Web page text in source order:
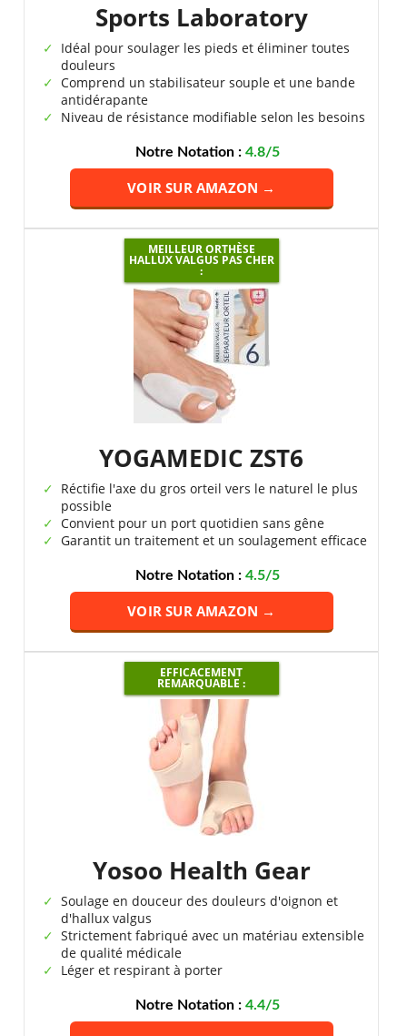
Sports Laboratory
Idéal pour soulager les pieds et éliminer toutes
douleurs
Comprend un stabilisateur souple et une bande
antidérapante
Niveau de résistance modifiable selon les besoins
Notre Notation :4.8/5
VOIR SUR AMAZON →
MEILLEUR ORTHÈSE
HALLUX VALGUS PAS CHER
:
YOGAMEDIC ZST6
Réctifie l'axe du gros orteil vers le naturel le plus
possible
Convient pour un port quotidien sans gêne
Garantit un traitement et un soulagement efficace
Notre Notation :4.5/5
VOIR SUR AMAZON →
EFFICACEMENT
REMARQUABLE :
Yosoo Health Gear
Soulage en douceur des douleurs d'oignon et
d'hallux valgus
Strictement fabriqué avec un matériau extensible
de qualité médicale
Léger et respirant à porter
Notre Notation :4.4/5